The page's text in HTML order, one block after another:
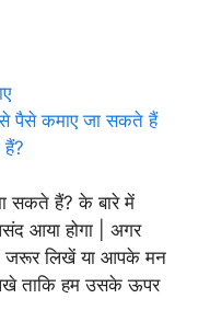
पैसे कमाए जा सकते हैं
सकते हैं? के बारे में
आया होगा | अगर
जरूर लिखें या आपके मन
ताकि हम उसके ऊपर